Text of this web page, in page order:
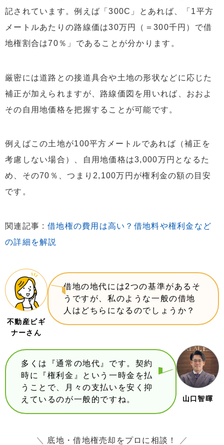
記されています。例えば「300C」とあれば、「1平方
メートルあたりの路線価は30万円（＝300千円）で借
地権割合は70％」であることが分かります。
厳密には道路との接道具合や土地の形状などに応じた
補正が加えられますが、路線価図を用いれば、おおよ
その自用地価格を把握することが可能です。
例えばこの土地が100平方メートルであれば（補正を
考慮しない場合）、自用地価格は3,000万円となるた
め、その70％、つまり2,100万円が権利金の額の目安
です。
関連記事 : 借地権の費用は高い？借地料や権利金など
の詳細を解説
不動産ビギ
ナーさん
借地の地代には2つの基準があるそ
うですが、私のような一般の借地
人はどちらになるのでしょうか？
山口智暉
多くは『通常の地代』です。契約
時に『権利金』という一時金を払
うことで、月々の支払いを安く抑
えているのが一般的ですね。
＼ 底地・借地権売却をプロに相談！ ／